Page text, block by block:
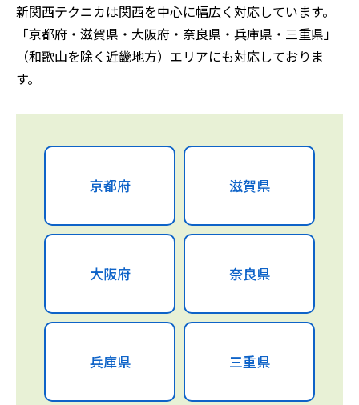
新関西テクニカは関西を中心に幅広く対応しています。
「京都府・滋賀県・大阪府・奈良県・兵庫県・三重県」
（和歌山を除く近畿地方）エリアにも対応しておりま
す。
京都府 滋賀県
大阪府 奈良県
兵庫県 三重県